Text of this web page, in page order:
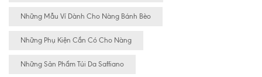
Những Mẫu Ví Dành Cho Nàng Bánh Bèo
Những Phụ Kiện Cần Có Cho Nàng
Những Sản Phẩm Túi Da Saffiano